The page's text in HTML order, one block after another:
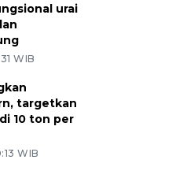
urai
WIB
targetkan
10 ton per
WIB